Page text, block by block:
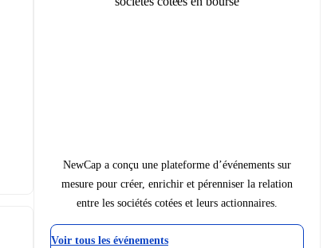
NewCap a conçu une plateforme d’événements sur
mesure pour créer, enrichir et pérenniser la relation
entre les sociétés cotées et leurs actionnaires.
Voir tous les événements